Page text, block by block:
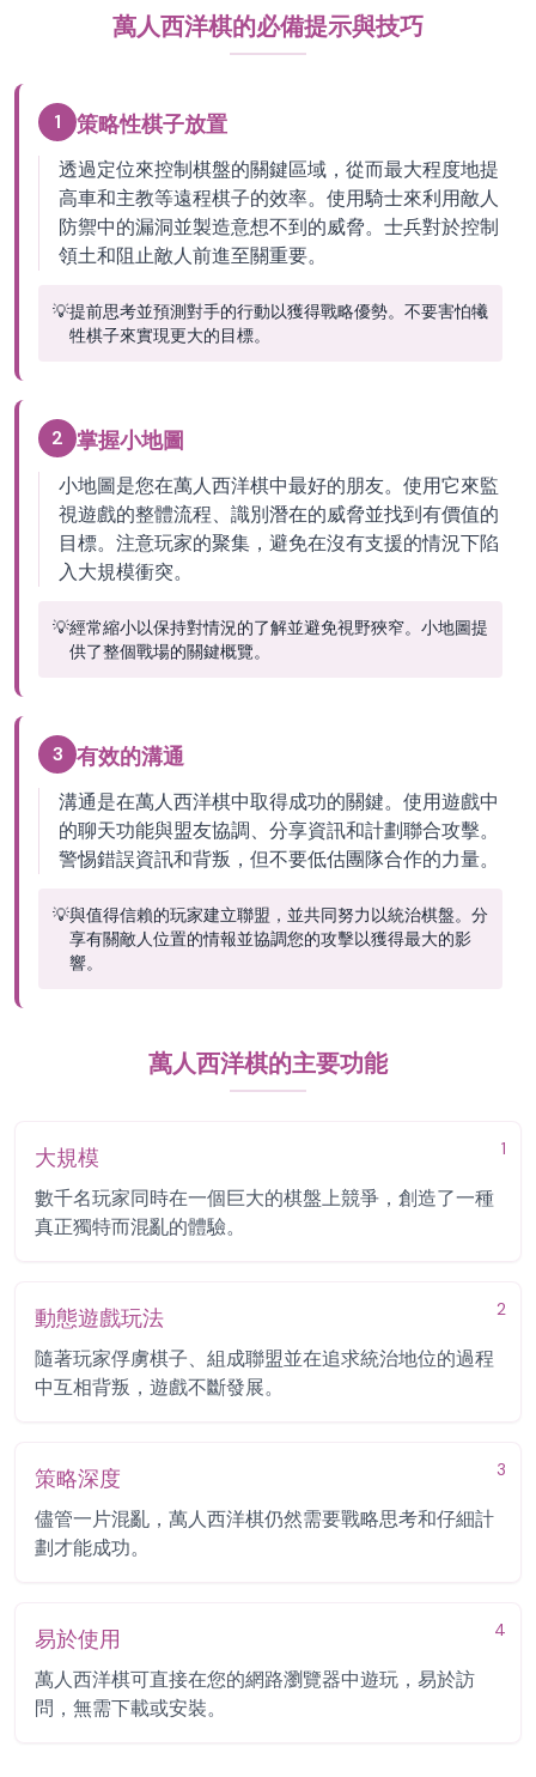
萬人西洋棋的必備提示與技巧
1 策略性棋子放置
透過定位來控制棋盤的關鍵區域，從而最大程度地提
高車和主教等遠程棋子的效率。使用騎士來利用敵人
防禦中的漏洞並製造意想不到的威脅。士兵對於控制
領土和阻止敵人前進至關重要。
💡提前思考並預測對手的行動以獲得戰略優勢。不要害怕犧
牲棋子來實現更大的目標。
2 掌握小地圖
小地圖是您在萬人西洋棋中最好的朋友。使用它來監
視遊戲的整體流程、識別潛在的威脅並找到有價值的
目標。注意玩家的聚集，避免在沒有支援的情況下陷
入大規模衝突。
💡經常縮小以保持對情況的了解並避免視野狹窄。小地圖提
供了整個戰場的關鍵概覽。
3 有效的溝通
溝通是在萬人西洋棋中取得成功的關鍵。使用遊戲中
的聊天功能與盟友協調、分享資訊和計劃聯合攻擊。
警惕錯誤資訊和背叛，但不要低估團隊合作的力量。
💡與值得信賴的玩家建立聯盟，並共同努力以統治棋盤。分
享有關敵人位置的情報並協調您的攻擊以獲得最大的影
響。
萬人西洋棋的主要功能
1
大規模
數千名玩家同時在一個巨大的棋盤上競爭，創造了一種
真正獨特而混亂的體驗。
2
動態遊戲玩法
隨著玩家俘虜棋子、組成聯盟並在追求統治地位的過程
中互相背叛，遊戲不斷發展。
3
策略深度
儘管一片混亂，萬人西洋棋仍然需要戰略思考和仔細計
劃才能成功。
4
易於使用
萬人西洋棋可直接在您的網路瀏覽器中遊玩，易於訪
問，無需下載或安裝。